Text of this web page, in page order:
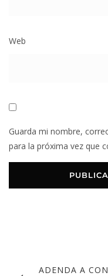
Web
Guarda mi nombre,
para la próxima vez que
ADENDA A